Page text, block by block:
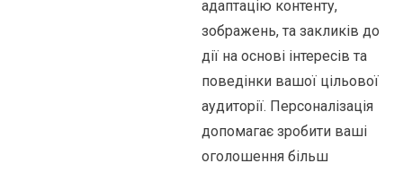
адаптацію контенту,
зображень, та закликів до
дії на основі інтересів та
поведінки вашої цільової
аудиторії. Персоналізація
допомагає зробити ваші
оголошення більш